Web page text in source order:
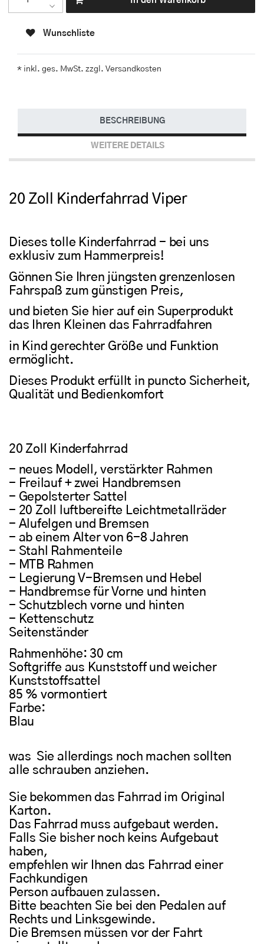
Wunschliste
* inkl. ges. MwSt. zzgl. Versandkosten
BESCHREIBUNG
WEITERE DETAILS
20 Zoll Kinderfahrrad Viper
Dieses tolle Kinderfahrrad - bei uns
exklusiv zum Hammerpreis!
Gönnen Sie Ihren jüngsten grenzenlosen
Fahrspaß zum günstigen Preis,
und bieten Sie hier auf ein Superprodukt
das Ihren Kleinen das Fahrradfahren
in Kind gerechter Größe und Funktion
ermöglicht.
Dieses Produkt erfüllt in puncto Sicherheit,
Qualität und Bedienkomfort
20 Zoll Kinderfahrrad
- neues Modell, verstärkter Rahmen
- Freilauf + zwei Handbremsen
- Gepolsterter Sattel
- 20 Zoll luftbereifte Leichtmetallräder
- Alufelgen und Bremsen
- ab einem Alter von 6-8 Jahren
- Stahl Rahmenteile
- MTB Rahmen
- Legierung V-Bremsen und Hebel
- Handbremse für Vorne und hinten
- Schutzblech vorne und hinten
- Kettenschutz
Seitenständer
Rahmenhöhe: 30 cm
Softgriffe aus Kunststoff und weicher
Kunststoffsattel
85 % vormontiert
Farbe:
Blau
was Sie allerdings noch machen sollten
alle schrauben anziehen.
Sie bekommen das Fahrrad im Original
Karton.
Das Fahrrad muss aufgebaut werden.
Falls Sie bisher noch keins Aufgebaut
haben,
empfehlen wir Ihnen das Fahrrad einer
Fachkundigen
Person aufbauen zulassen.
Bitte beachten Sie bei den Pedalen auf
Rechts und Linksgewinde.
Die Bremsen müssen vor der Fahrt